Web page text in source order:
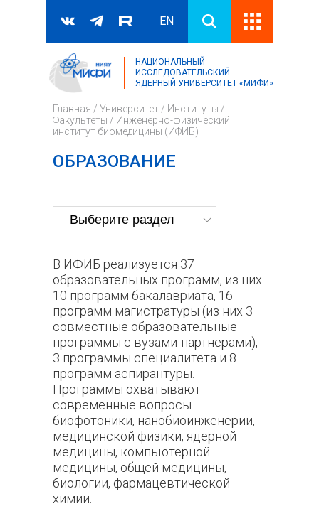
Форма поиска
Поиск
EN
НАЦИОНАЛЬНЫЙ
ИССЛЕДОВАТЕЛЬСКИЙ
ЯДЕРНЫЙ УНИВЕРСИТЕТ «МИФИ»
Главная / Университет / Институты /
Факультеты / Инженерно-физический
институт биомедицины (ИФИБ)
ОБРАЗОВАНИЕ
В ИФИБ реализуется 37
образовательных программ, из них
10 программ бакалавриата, 16
программ магистратуры (из них 3
совместные образовательные
программы с вузами-партнерами),
3 программы специалитета и 8
программ аспирантуры.
Программы охватывают
современные вопросы
биофотоники, нанобиоинженерии,
медицинской физики, ядерной
медицины, компьютерной
медицины, общей медицины,
биологии, фармацевтической
химии.